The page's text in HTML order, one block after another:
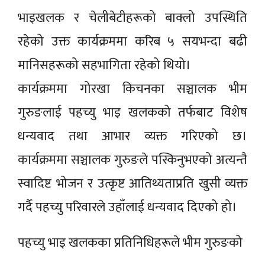
भाइखलक र चेलीबेटीहरूको बाक्लो उपस्थिति
रहेको उक्त कार्यक्रममा करिब ५ सयभन्दा बढी
मानिसहरूको सहभागिता रहेको थियो।
कार्यक्रममा गोरखा किचनका सञ्चालक भीम
गुरुङलाई पहच्यु भाइ खलकको तर्फबाट विशेष
धन्यवाद तथा आभार व्यक्त गरिएको छ।
कार्यक्रममा सञ्चालक गुरुङले पस्किनुभएको अत्यन्तै
स्वादिष्ट भोजन र उत्कृष्ट आतिथ्यताप्रति खुसी व्यक्त
गर्दै पहच्यु परिवारले उहाँलाई धन्यवाद दिएको हो।
पहच्यु भाइ खलकका प्रतिनिधिहरूले भीम गुरुङको